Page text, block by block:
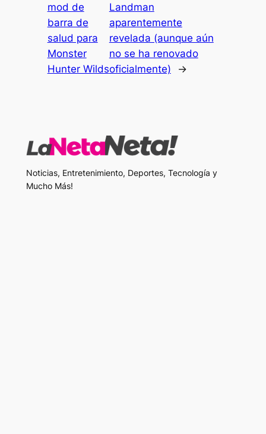
mod de
barra de
salud para
Monster
Hunter Wilds
Landman
aparentemente
revelada (aunque aún
no se ha renovado
oficialmente)
→
Noticias, Entretenimiento, Deportes, Tecnología y
Mucho Más!